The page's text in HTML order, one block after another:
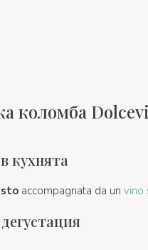
коломба
кухнята
accompagnata da un vino